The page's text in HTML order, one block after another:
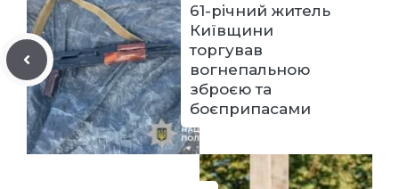
61-річний житель
Київщини
торгував
вогнепальною
зброєю та
боєприпасами